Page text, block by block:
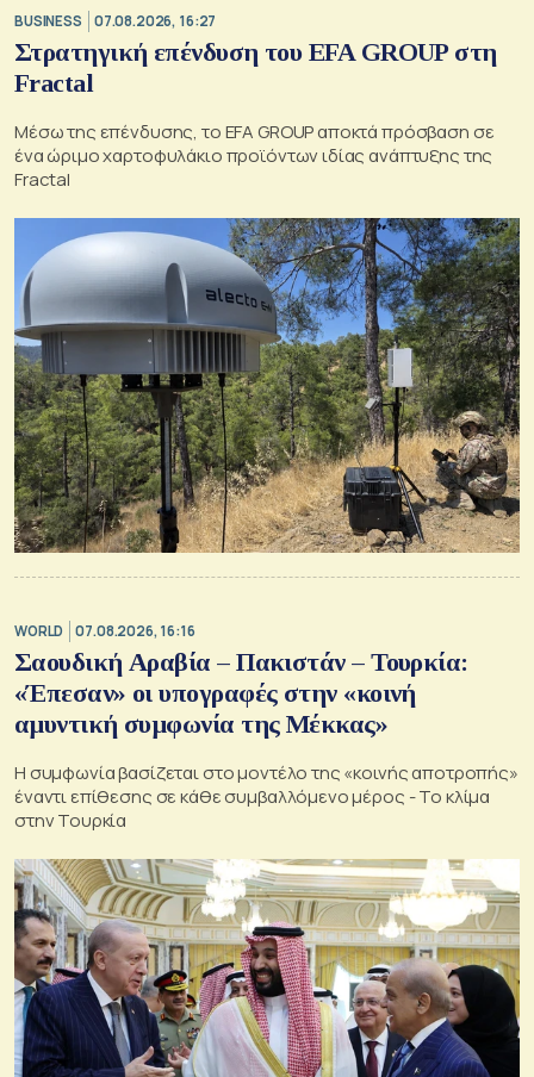
BUSINESS 07.08.2026, 16:27
Στρατηγική επένδυση του EFA GROUP στη
Fractal
Μέσω της επένδυσης, το EFA GROUP αποκτά πρόσβαση σε
ένα ώριμο χαρτοφυλάκιο προϊόντων ιδίας ανάπτυξης της
Fractal
WORLD 07.08.2026, 16:16
Σαουδική Αραβία – Πακιστάν – Τουρκία:
«Έπεσαν» οι υπογραφές στην «κοινή
αμυντική συμφωνία της Μέκκας»
Η συμφωνία βασίζεται στο μοντέλο της «κοινής αποτροπής»
έναντι επίθεσης σε κάθε συμβαλλόμενο μέρος - Το κλίμα
στην Τουρκία